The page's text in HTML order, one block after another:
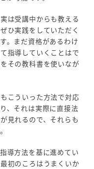
は受講中からも教える
ひ実践をしていただく
。まだ資格があるわけ
指導していくことはで
その教科書を使いなが
こういった方法で対応
、それは実際に直接法
見れるので、それらも
導方法を基に進めてい
初のころはうまくいか